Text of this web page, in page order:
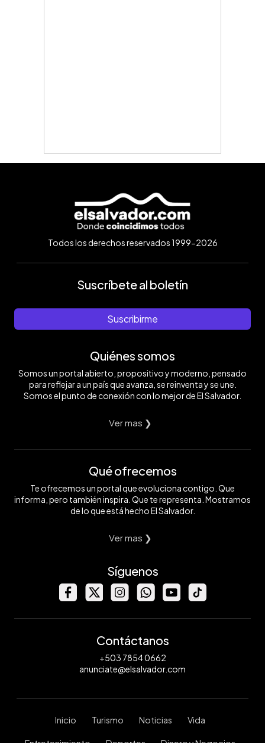
Todos los derechos reservados 1999-2026
Suscríbete al boletín
Suscribirme
Quiénes somos
Somos un portal abierto, propositivo y moderno, pensado
para reflejar a un país que avanza, se reinventa y se une.
Somos el punto de conexión con lo mejor de El Salvador.
Ver mas ❯
Qué ofrecemos
Te ofrecemos un portal que evoluciona contigo. Que
informa, pero también inspira. Que te representa. Mostramos
de lo que está hecho El Salvador.
Ver mas ❯
Síguenos
Contáctanos
+503 7854 0662
anunciate@elsalvador.com
Inicio Turismo Noticias Vida